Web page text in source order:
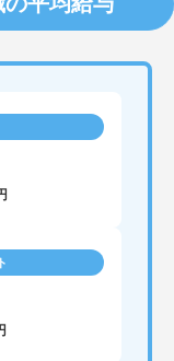
各ホ
設運
てい
理
ド面
完
と
を